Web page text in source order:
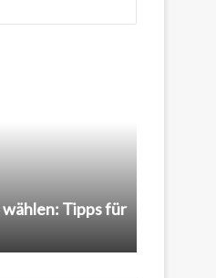
Tipps für